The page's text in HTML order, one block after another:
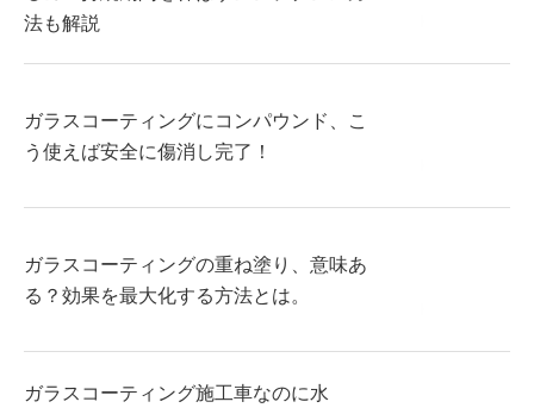
法も解説
ガラスコーティングにコンパウンド、こ
う使えば安全に傷消し完了！
ガラスコーティングの重ね塗り、意味あ
る？効果を最大化する方法とは。
ガラスコーティング施工車なのに水